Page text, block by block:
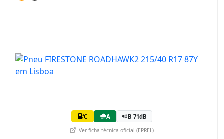
C A B 71dB
Ver ficha técnica oficial (EPREL)